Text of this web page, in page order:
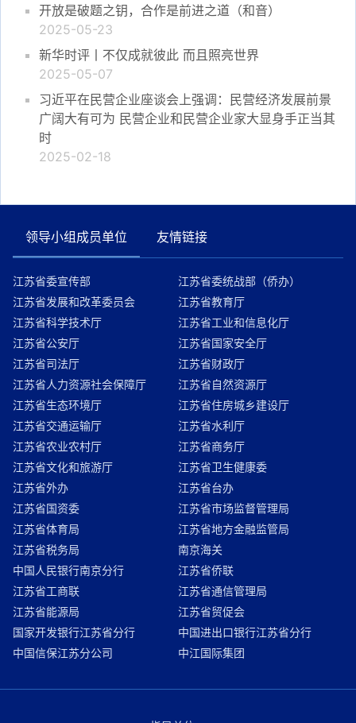
开放是破题之钥，合作是前进之道（和音）
2025-05-23
新华时评丨不仅成就彼此 而且照亮世界
2025-05-07
习近平在民营企业座谈会上强调：民营经济发展前景
广阔大有可为 民营企业和民营企业家大显身手正当其
时
2025-02-18
领导小组成员单位 友情链接
江苏省委宣传部
江苏省委统战部（侨办）
江苏省发展和改革委员会
江苏省教育厅
江苏省科学技术厅
江苏省工业和信息化厅
江苏省公安厅
江苏省国家安全厅
江苏省司法厅
江苏省财政厅
江苏省人力资源社会保障厅
江苏省自然资源厅
江苏省生态环境厅
江苏省住房城乡建设厅
江苏省交通运输厅
江苏省水利厅
江苏省农业农村厅
江苏省商务厅
江苏省文化和旅游厅
江苏省卫生健康委
江苏省外办
江苏省台办
江苏省国资委
江苏省市场监督管理局
江苏省体育局
江苏省地方金融监管局
江苏省税务局
南京海关
中国人民银行南京分行
江苏省侨联
江苏省工商联
江苏省通信管理局
江苏省能源局
江苏省贸促会
国家开发银行江苏省分行
中国进出口银行江苏省分行
中国信保江苏分公司
中江国际集团